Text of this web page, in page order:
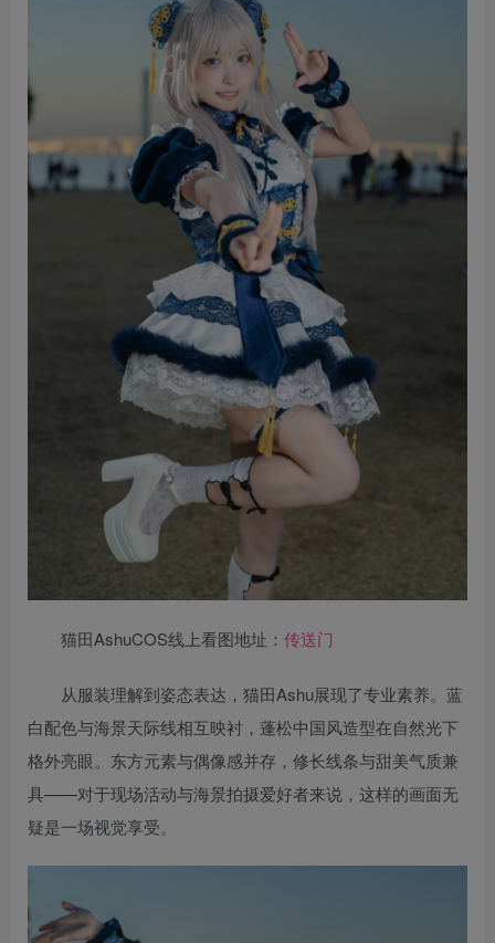
猫田AshuCOS线上看图地址： 传送门
从服装理解到姿态表达，猫田Ashu展现了专业素养。蓝
白配色与海景天际线相互映衬，蓬松中国风造型在自然光下
格外亮眼。东方元素与偶像感并存，修长线条与甜美气质兼
具——对于现场活动与海景拍摄爱好者来说，这样的画面无
疑是一场视觉享受。